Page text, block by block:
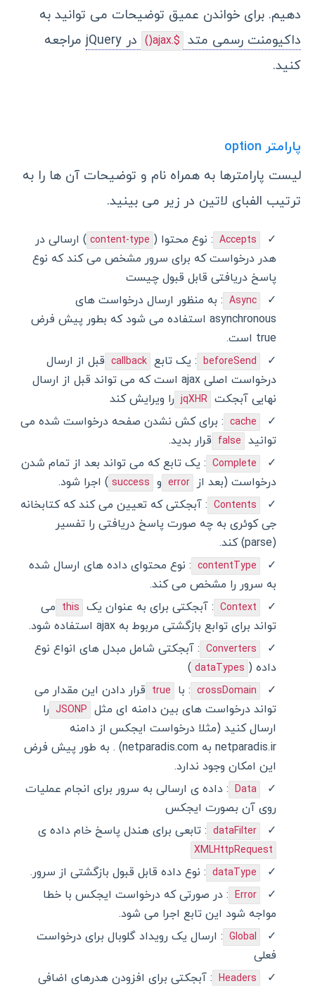
دهیم. برای خواندن عمیق توضیحات می توانید به
داکیومنت رسمی متد $.ajax() در jQuery
مراجعه
کنید.
پارامتر option
لیست پارامترها به همراه نام و توضیحات آن ها را به
ترتیب الفبای لاتین در زیر می بینید.
Accepts : نوع محتوا ( content-type ) ارسالی در
هدر درخواست که برای سرور مشخص می کند که نوع
پاسخ دریافتی قابل قبول چیست
Async : به منظور ارسال درخواست های
asynchronous استفاده می شود که بطور پیش فرض
true است.
beforeSend : یک تابع callback قبل از ارسال
درخواست اصلی ajax است که می تواند قبل از ارسال
نهایی آبجکت jqXHR را ویرایش کند
cache : برای کش نشدن صفحه درخواست شده می
توانید false قرار بدید.
Complete : یک تابع که می تواند بعد از تمام شدن
درخواست (بعد از error و success ) اجرا شود.
Contents : آبجکتی که تعیین می کند که کتابخانه
جی کوئری به چه صورت پاسخ دریافتی را تفسیر
(parse) کند.
contentType : نوع محتوای داده های ارسال شده
به سرور را مشخص می کند.
Context : آبجکتی برای به عنوان یک this می
تواند برای توابع بازگشتی مربوط به ajax استفاده شود.
Converters : آبجکتی شامل مبدل های انواع نوع
داده ( dataTypes
)
crossDomain : با true قرار دادن این مقدار می
تواند درخواست های بین دامنه ای مثل JSONP را
ارسال کنید (مثلا درخواست ایجکس از دامنه
netparadis.ir به netparadis.com) . به طور پیش فرض
این امکان وجود ندارد.
Data : داده ی ارسالی به سرور برای انجام عملیات
روی آن بصورت ایجکس
dataFilter : تابعی برای هندل پاسخ خام داده ی
XMLHttpRequest
dataType : نوع داده قابل قبول بازگشتی از سرور.
Error : در صورتی که درخواست ایجکس با خطا
مواجه شود این تابع اجرا می شود.
Global : ارسال یک رویداد گلوبال برای درخواست
فعلی
Headers : آبجکتی برای افزودن هدرهای اضافی